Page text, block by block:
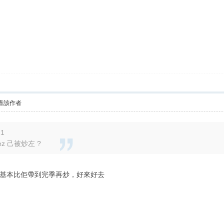
該作者
己被炒左 ?
本比佢帶到完季再炒，好來好去